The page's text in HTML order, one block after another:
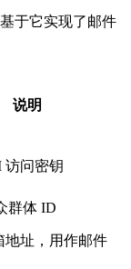
于它实现了邮件
说明
访问密钥
群体 ID
地址，用作邮件